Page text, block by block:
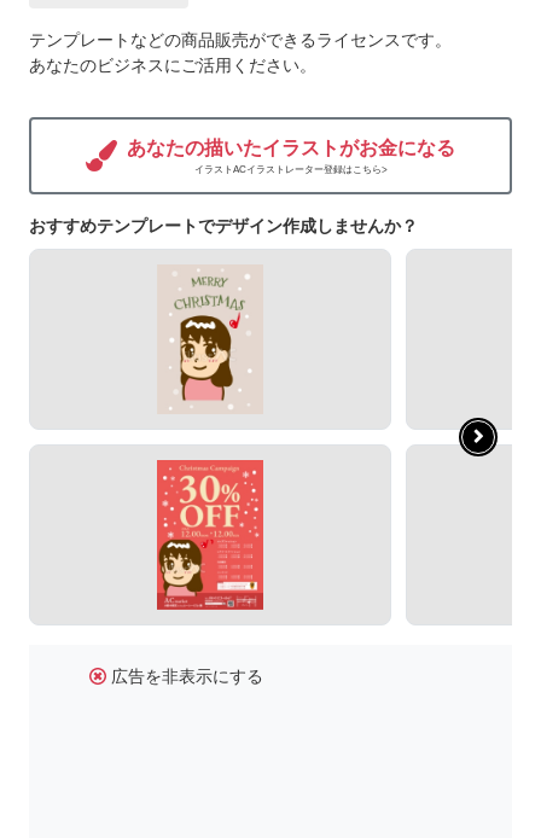
テンプレートなどの商品販売ができるライセンスです。
あなたのビジネスにご活用ください。
あなたの描いたイラストがお金になる
イラストACイラストレーター登録はこちら>
おすすめテンプレートでデザイン作成しませんか？
広告を非表示にする